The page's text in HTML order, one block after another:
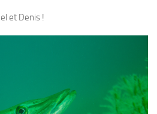
et Denis !